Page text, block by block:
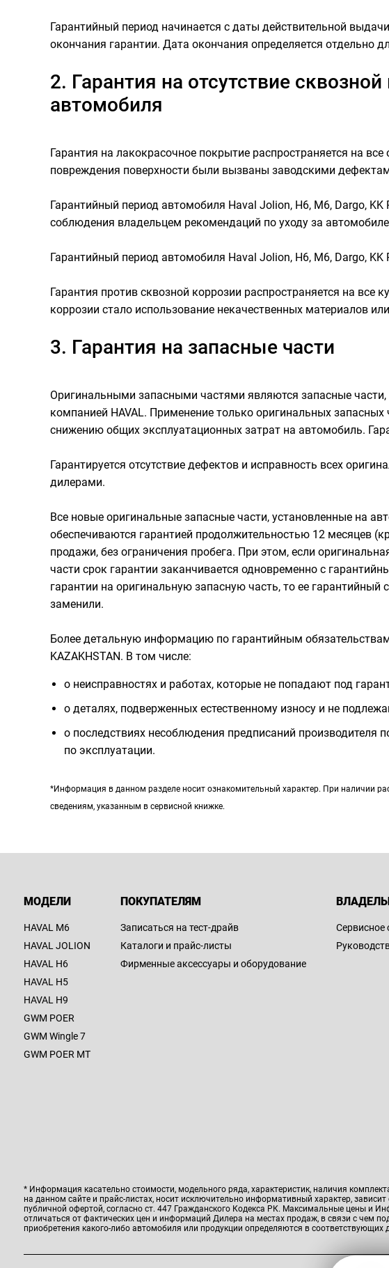
Гарантийный период начинается с даты действительной
окончания гарантии. Дата окончания определяется отдельно
2. Гарантия на отсутствие
автомобиля
Гарантия на лакокрасочное покрытие распространяется на
повреждения поверхности были вызваны заводскими
Гарантийный период автомобиля Haval Jolion, H6, M6, Dargo,
соблюдения владельцем рекомендаций по уходу за
Гарантийный период автомобиля Haval Jolion, H6, M6, Dargo,
Гарантия против сквозной коррозии распространяется на все
коррозии стало использование некачественных материалов
3. Гарантия на запасные части
Оригинальными запасными частями являются запасные
компанией HAVAL. Применение только оригинальных запасных
снижению общих эксплуатационных затрат на автомобиль.
Гарантируется отсутствие дефектов и исправность всех
дилерами.
Все новые оригинальные запасные части, установленные на
обеспечиваются гарантией продолжительностью 12 месяцев
продажи, без ограничения пробега. При этом, если
части срок гарантии заканчивается одновременно с
гарантии на оригинальную запасную часть, то ее
заменили.
Более детальную информацию по гарантийным
KAZAKHSTAN. В том числе:
о неисправностях и работах, которые не попадают под
о деталях, подверженных естественному износу и не
о последствиях несоблюдения предписаний
по эксплуатации.
*Информация в данном разделе носит ознакомительный характер. При наличии
сведениям, указанным в сервисной книжке.
МОДЕЛИ
HAVAL M6
HAVAL JOLION
HAVAL H6
HAVAL H5
HAVAL H9
GWM POER
GWM Wingle 7
GWM POER MT
ПОКУПАТЕЛЯМ
Записаться на тест-драйв
Каталоги и прайс-листы
Фирменные аксессуары и оборудование
Сервисное
* Информация касательно стоимости, модельного ряда, характеристик, наличия
на данном сайте и прайс-листах, носит исключительно информативный характер,
публичной офертой, согласно ст. 447 Гражданского Кодекса РК. Максимальные цены и
отличаться от фактических цен и информаций Дилера на местах продаж, в связи с
приобретения какого-либо автомобиля или продукции определяются в соответствующих